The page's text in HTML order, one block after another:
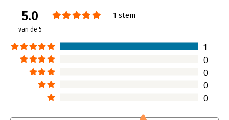
Verschijningsdatum:
21-8-2025
Hoofdrubriek:
5.0
van de 5
1 stem
1
0
0
0
0